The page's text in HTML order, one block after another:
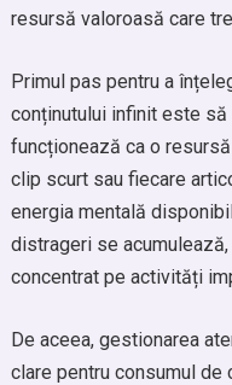
resursă valoroasă care
Primul pas pentru a
conținutului infinit este
funcționează ca o
clip scurt sau fiecare
energia mentală
distrageri se
concentrat pe activități
De aceea, gestionarea
clare pentru consumul de